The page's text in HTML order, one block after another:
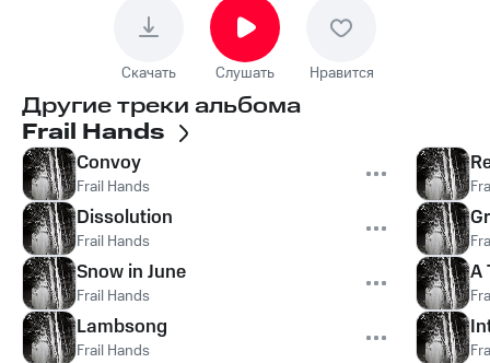
Скачать Слушать Нравится
Другие треки альбома
Frail Hands
Convoy
Frail Hands
Dissolution
Frail Hands
Snow in June
Frail Hands
Lambsong
Frail Hands
A